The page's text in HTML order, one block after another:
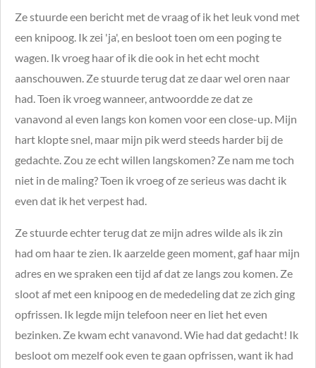
Ze stuurde een bericht met de vraag of ik het leuk vond met
een knipoog. Ik zei 'ja', en besloot toen om een poging te
wagen. Ik vroeg haar of ik die ook in het echt mocht
aanschouwen. Ze stuurde terug dat ze daar wel oren naar
had. Toen ik vroeg wanneer, antwoordde ze dat ze
vanavond al even langs kon komen voor een close-up. Mijn
hart klopte snel, maar mijn pik werd steeds harder bij de
gedachte. Zou ze echt willen langskomen? Ze nam me toch
niet in de maling? Toen ik vroeg of ze serieus was dacht ik
even dat ik het verpest had.
Ze stuurde echter terug dat ze mijn adres wilde als ik zin
had om haar te zien. Ik aarzelde geen moment, gaf haar mijn
adres en we spraken een tijd af dat ze langs zou komen. Ze
sloot af met een knipoog en de mededeling dat ze zich ging
opfrissen. Ik legde mijn telefoon neer en liet het even
bezinken. Ze kwam echt vanavond. Wie had dat gedacht! Ik
besloot om mezelf ook even te gaan opfrissen, want ik had